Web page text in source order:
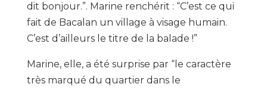
dit bonjour.”. Marine renchérit : “C’est ce qui
fait de Bacalan un village à visage humain.
C’est d’ailleurs le titre de la balade !”
Marine, elle, a été surprise par “le caractère
très marqué du quartier dans le